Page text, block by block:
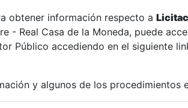
obtener información respecto a
- Real Casa de la Moneda, puede
Público accediendo en el siguiente
y algunos de los procedimientos